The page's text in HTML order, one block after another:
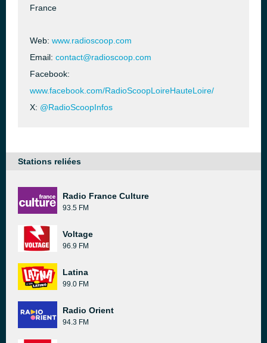
France
Web: www.radioscoop.com
Email: contact@radioscoop.com
Facebook:
www.facebook.com/RadioScoopLoireHauteLoire/
X: @RadioScoopInfos
Stations reliées
Radio France Culture
93.5 FM
Voltage
96.9 FM
Latina
99.0 FM
Radio Orient
94.3 FM